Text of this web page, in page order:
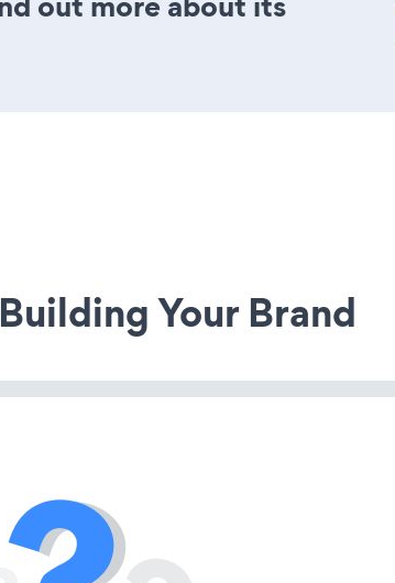
Your Brand